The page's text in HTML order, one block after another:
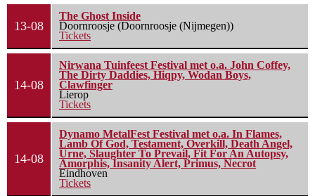
13-08
The Ghost Inside
Doornroosje (Doornroosje (Nijmegen))
Tickets
14-08
Nirwana Tuinfeest Festival met o.a. John Coffey,
The Dirty Daddies, Hiqpy, Wodan Boys,
Clawfinger
Lierop
Tickets
14-08
Dynamo MetalFest Festival met o.a. In Flames,
Lamb Of God, Testament, Overkill, Death Angel,
Urne, Slaughter To Prevail, Fit For An Autopsy,
Amorphis, Insanity Alert, Primus, Necrot
Eindhoven
Tickets